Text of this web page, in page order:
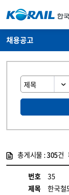
채용공고
총게시물 :305건
번호
35
제목
한국철